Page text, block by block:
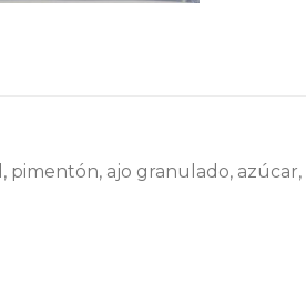
pimentón, ajo granulado,